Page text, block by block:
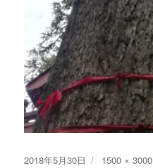
发
2018年5月30日
原
1500 × 3000